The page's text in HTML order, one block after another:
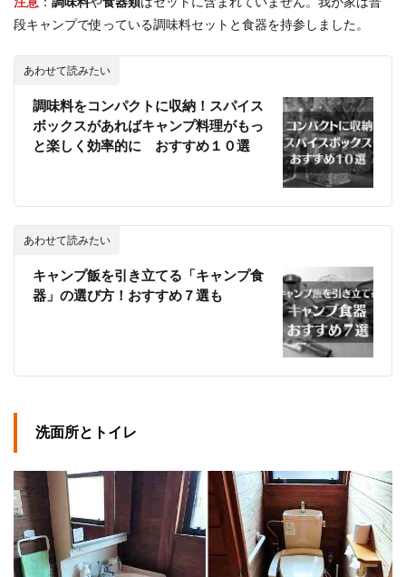
注意 ： 調味料や食器類はセットに含まれていません。我が家は普
段キャンプで使っている調味料セットと食器を持参しました。
あわせて読みたい
調味料をコンパクトに収納！スパイス
ボックスがあればキャンプ料理がもっ
と楽しく効率的に おすすめ１０選
あわせて読みたい
キャンプ飯を引き立てる「キャンプ食
器」の選び方！おすすめ７選も
洗面所とトイレ